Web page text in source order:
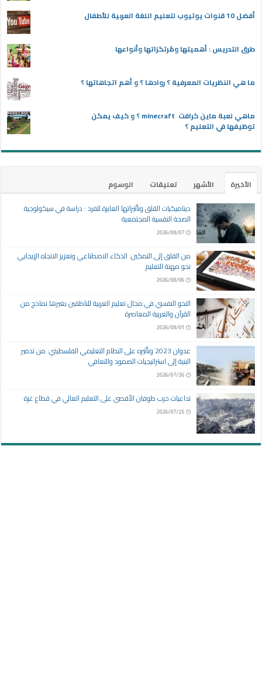
أفضل 10 قنوات يوتيوب لتعليم اللغة العربية للأطفال
طرق التدريس : أهميتها ومُرتكزاتها وأنواعها
ما هي النظريات المعرفية ؟ روادها ؟ و أهم اتجاهاتها ؟
ماهي لعبة ماين كرافت minecraft ؟ و كيف يمكن
توظيفها في التعليم ؟
الأخيرة الأشهر تعليقات
الوسوم
ديناميكيات القلق وتأثيراتها العابرة للفرد : دراسة في سيكولوجية
الصحة النفسية المجتمعية
2026/08/07
من القلق إلى التمكين: الذكاء الاصطناعي وتعزيز الاتجاه الإيجابي
نحو مهنة التعليم
2026/08/06
النحو النفسي في مجال تعليم العربية للناطقين بغيرها نماذج من
القرآن والعربية المعاصرة
2026/08/01
عدوان 2023 وتأثيره على النظام التعليمي الفلسطيني: من تدمير
البنية إلى استراتيجيات الصمود والتعافي
2026/07/26
تداعيات حرب طوفان الأقصى على التعليم العالي في قطاع غزة
2026/07/25